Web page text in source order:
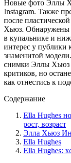
Новые фото Эллы
Instagram. Также
после
Хьюз. Обнаружены
в купальнике и
интерес у публики
знаменитой
снимки Эллы Хьюз
критиков, но
как отнестись к
Содержание
Ella Hughes
рост, возраст
Элла Хьюз
Ella Hughes
Ella Hughes: